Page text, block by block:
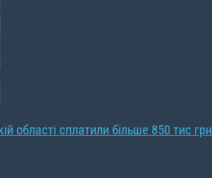
області сплатили більше 850 тис грн